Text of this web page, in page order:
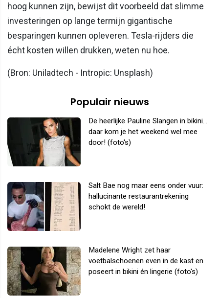
hoog kunnen zijn, bewijst dit voorbeeld dat slimme
investeringen op lange termijn gigantische
besparingen kunnen opleveren. Tesla-rijders die
écht kosten willen drukken, weten nu hoe.
(Bron: Uniladtech - Intropic: Unsplash)
Populair nieuws
De heerlijke Pauline Slangen in bikini...
daar kom je het weekend wel mee
door! (foto's)
Salt Bae nog maar eens onder vuur:
hallucinante restaurantrekening
schokt de wereld!
Madelene Wright zet haar
voetbalschoenen even in de kast en
poseert in bikini én lingerie (foto's)